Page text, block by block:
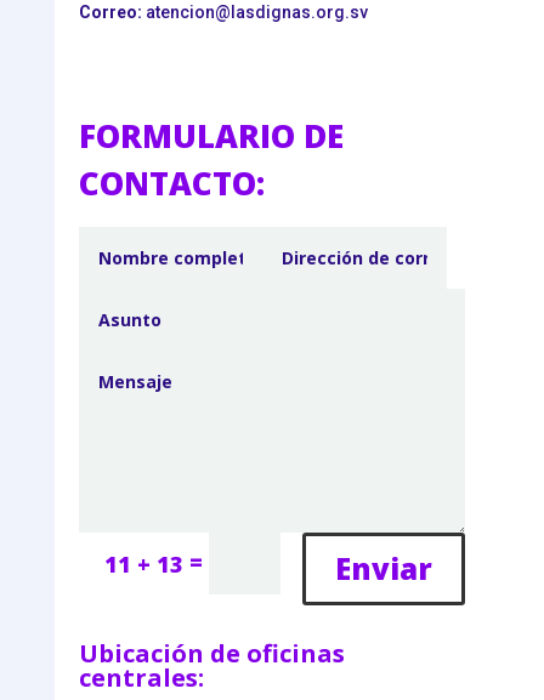
Correo: atencion@lasdignas.org.sv
FORMULARIO DE
CONTACTO:
11 + 13 = Enviar
Ubicación de oficinas
centrales: